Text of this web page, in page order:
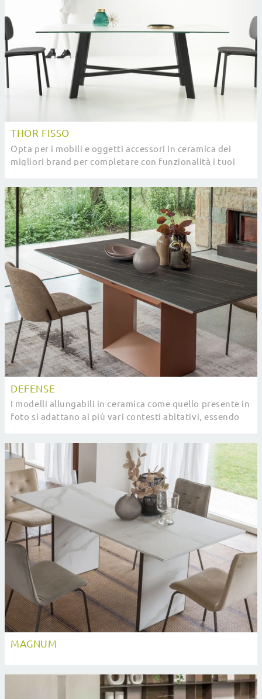
THOR FISSO
Opta per i mobili e oggetti accessori in ceramica dei
migliori brand per completare con funzionalità i tuoi
DEFENSE
I modelli allungabili in ceramica come quello presente in
foto si adattano ai più vari contesti abitativi, essendo
MAGNUM